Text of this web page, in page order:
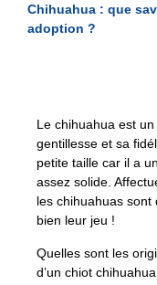
Chihuahua : que
adoption ?
Le chihuahua est
gentillesse et sa
petite taille car il a
assez solide.
les chihuahuas
bien leur jeu !
Quelles sont les
d’un chiot